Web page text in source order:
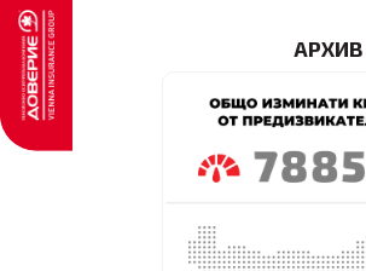
АРХИВ